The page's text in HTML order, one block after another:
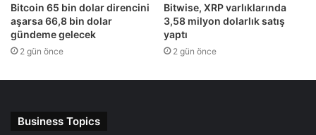
Bitcoin 65 bin dolar direncini
aşarsa 66,8 bin dolar
gündeme gelecek
2 gün önce
Bitwise, XRP varlıklarında
3,58 milyon dolarlık satış
yaptı
2 gün önce
Business Topics